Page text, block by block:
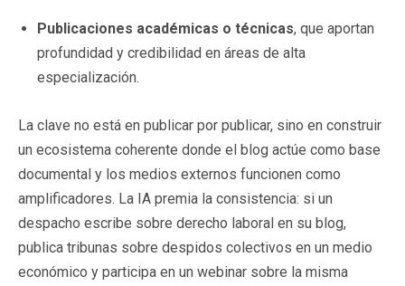
Publicaciones académicas o técnicas, que aportan
profundidad y credibilidad en áreas de alta
especialización.
La clave no está en publicar por publicar, sino en construir
un ecosistema coherente donde el blog actúe como base
documental y los medios externos funcionen como
amplificadores. La IA premia la consistencia: si un
despacho escribe sobre derecho laboral en su blog,
publica tribunas sobre despidos colectivos en un medio
económico y participa en un webinar sobre la misma